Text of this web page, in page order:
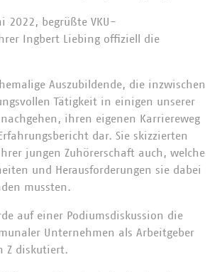
2022, begrüßte VKU-
Ingbert Liebing offiziell die
Auszubildende, die inzwischen
Tätigkeit in einigen unserer
ihren eigenen Karriereweg
dar. Sie skizzierten
jungen Zuhörerschaft auch, welche
und Herausforderungen sie dabei
mussten.
auf einer Podiumsdiskussion die
Unternehmen als Arbeitgeber
Z diskutiert.